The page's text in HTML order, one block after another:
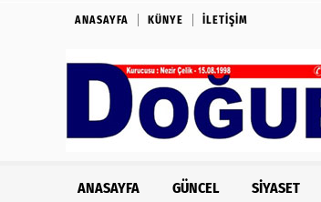
ANASAYFA KÜNYE İLETIŞIM
ANASAYFA GÜNCEL SIYASET